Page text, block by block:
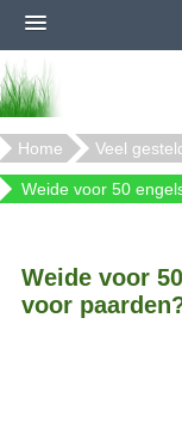
Home Veel
Weide voor 50
Weide voor
voor